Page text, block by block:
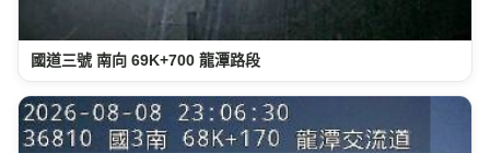
國道三號 南向 69K+700 龍潭路段